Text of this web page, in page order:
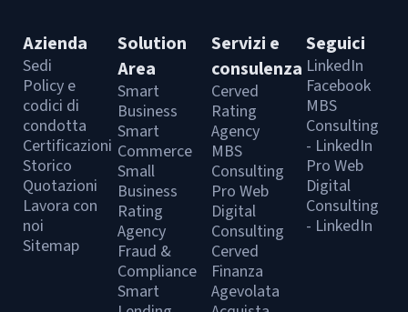
Azienda
Sedi
Policy e
codici di
condotta
Certificazioni
Storico
Quotazioni
Lavora con
noi
Sitemap
Solution
Area
Smart
Business
Smart
Commerce
Small
Business
Rating
Agency
Fraud &
Compliance
Smart
Servizi e
consulenza
Cerved
Rating
Agency
MBS
Consulting
Pro Web
Digital
Consulting
Cerved
Finanza
Agevolata
Seguici
LinkedIn
Facebook
MBS
Consulting
- LinkedIn
Pro Web
Digital
Consulting
- LinkedIn